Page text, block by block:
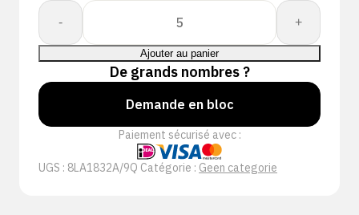
-
quantité
8
NITRIL
18
32
9Q
+
Ajouter au panier
De grands nombres ?
Demande en bloc
Paiement sécurisé avec :
UGS : 8LA1832A/9Q Catégorie : Geen categorie